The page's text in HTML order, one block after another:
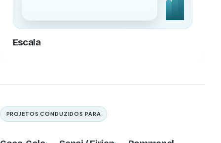
Escala
PROJETOS CONDUZIDOS PARA